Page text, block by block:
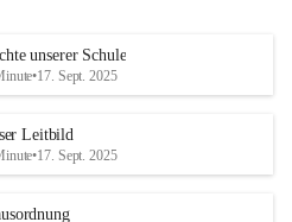
unserer Schule
•17. Sept. 2025
Leitbild
•17. Sept. 2025